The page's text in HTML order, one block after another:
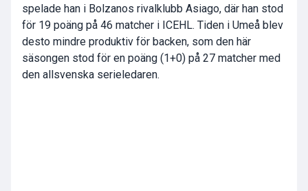
spelade han i Bolzanos rivalklubb Asiago, där han stod
för 19 poäng på 46 matcher i ICEHL. Tiden i Umeå blev
desto mindre produktiv för backen, som den här
säsongen stod för en poäng (1+0) på 27 matcher med
den allsvenska serieledaren.